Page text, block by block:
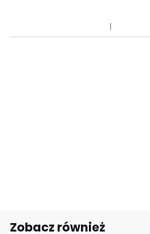
Zobacz również